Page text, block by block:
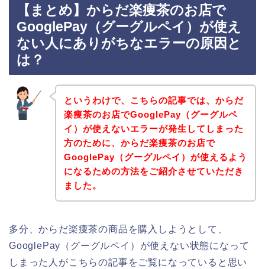
【まとめ】からだ楽痩茶のお店で
GooglePay（グーグルペイ）が使え
ない人にありがちなエラーの原因と
は？
というわけで、こちらの記事では、からだ
楽痩茶のお店でGooglePay（グーグルペ
イ）が使えないエラーが発生してしまった
方のために、からだ楽痩茶のお店で
GooglePay（グーグルペイ）が使えるよう
になるための方法をご紹介させていただき
ました。
多分、からだ楽痩茶の商品を購入しようとして、
GooglePay（グーグルペイ）が使えない状態になって
しまった人がこちらの記事をご覧になっていると思い